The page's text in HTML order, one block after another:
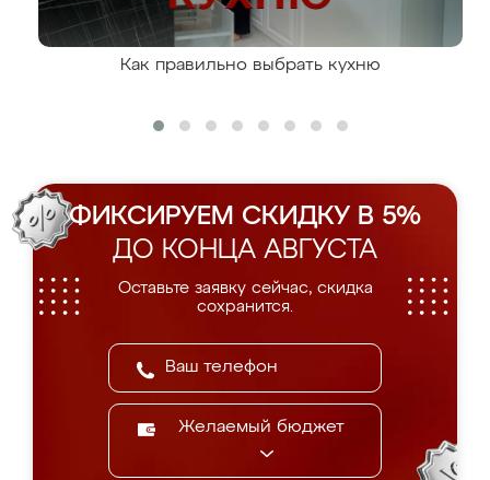
Как правильно выбрать кухню
ФИКСИРУЕМ СКИДКУ В 5%
ДО КОНЦА АВГУСТА
Оставьте заявку сейчас, скидка
сохранится.
Желаемый бюджет